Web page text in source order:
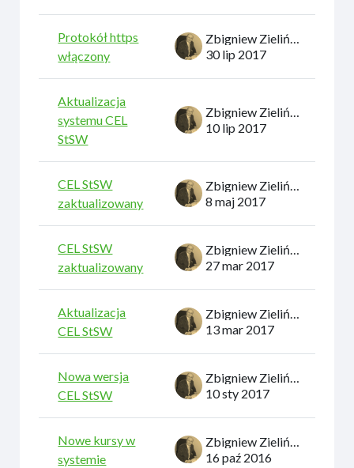
Protokół https
włączony
30 lip 2017
Aktualizacja
systemu CEL
StSW
10 lip 2017
CEL StSW
zaktualizowany
8 maj 2017
CEL StSW
zaktualizowany
27 mar 2017
Aktualizacja
CEL StSW
13 mar 2017
Nowa wersja
CEL StSW
10 sty 2017
Nowe kursy w
systemie
16 paź 2016